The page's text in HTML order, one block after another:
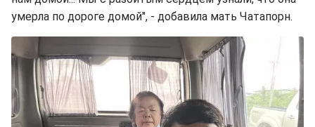
умерла по дороге домой", - добавила мать Чатапорн.